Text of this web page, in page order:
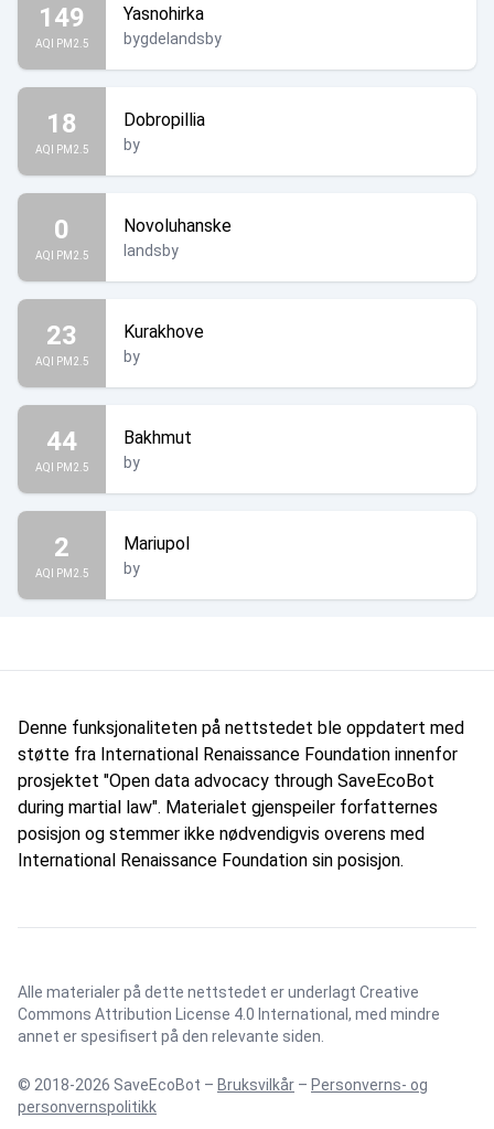
149
AQI PM2.5
Yasnohirka
bygdelandsby
18
AQI PM2.5
Dobropillia
by
0
AQI PM2.5
Novoluhanske
landsby
23
AQI PM2.5
Kurakhove
by
44
AQI PM2.5
Bakhmut
by
2
AQI PM2.5
Mariupol
by
Denne funksjonaliteten på nettstedet ble oppdatert med
støtte fra International Renaissance Foundation innenfor
prosjektet "Open data advocacy through SaveEcoBot
during martial law". Materialet gjenspeiler forfatternes
posisjon og stemmer ikke nødvendigvis overens med
International Renaissance Foundation sin posisjon.
Alle materialer på dette nettstedet er underlagt Creative
Commons Attribution License 4.0 International , med mindre
annet er spesifisert på den relevante siden.
© 2018-2026 SaveEcoBot – Bruksvilkår – Personverns- og
personvernspolitikk